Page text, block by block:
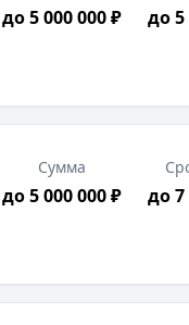
до 5 000 000 ₽ до 5
Сумма
до 5 000 000 ₽ до 7